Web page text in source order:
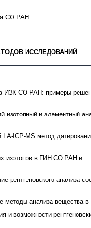
СО РАН
ИССЛЕДОВАНИЙ
в ИЗК СО РАН: примеры
изотопный и элементный
ICP-MS метод
изотопов в ГИН СО РАН и
рентгеновского анализа
методы анализа вещества
и возможности